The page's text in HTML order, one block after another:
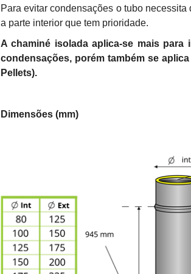
Para evitar condensações o tubo
a parte interior que tem prioridade.
A chaminé isolada aplica-se mais
condensações, porém também se
Pellets).
Dimensões (mm)